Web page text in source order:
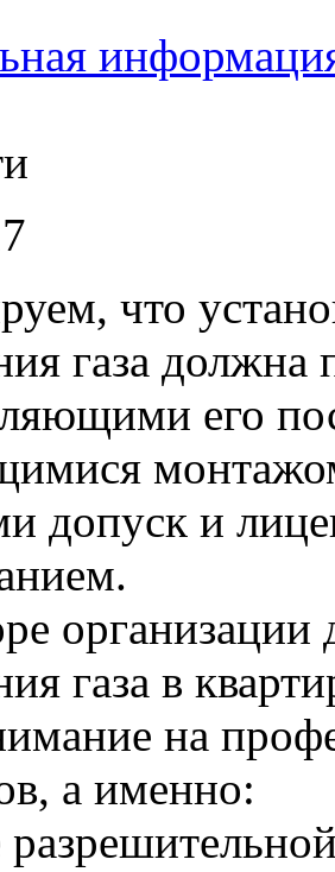
что
газа должна
его
допуск и
организации
газа в
на
а именно: